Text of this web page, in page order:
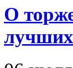
О